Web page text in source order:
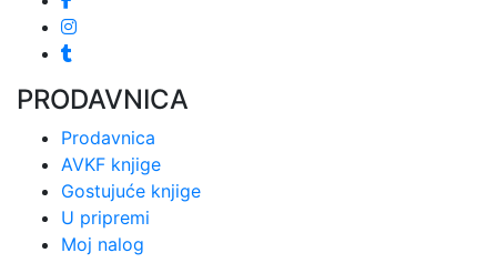
PRODAVNICA
Prodavnica
AVKF knjige
Gostujuće knjige
U pripremi
Moj nalog